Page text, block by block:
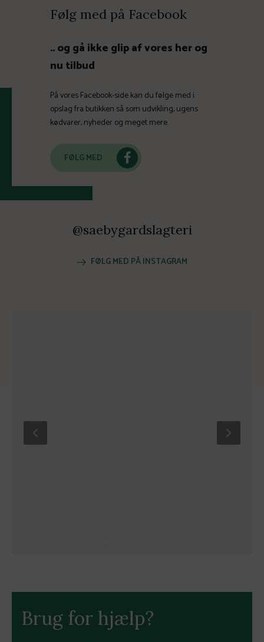
Følg med på Facebook
.. og gå ikke glip af vores her og
nu tilbud
På vores Facebook-side kan du følge med i
opslag fra butikken så som udvikling, ugens
kødvarer, nyheder og meget mere.
FØLG MED
@saebygardslagteri
FØLG MED PÅ INSTAGRAM
Brug for hjælp?